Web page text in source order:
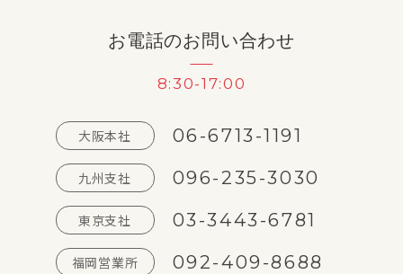
お電話のお問い合わせ
8:30-17:00
大阪本社 06-6713-1191
九州支社 096-235-3030
東京支社 03-3443-6781
福岡営業所 092-409-8688